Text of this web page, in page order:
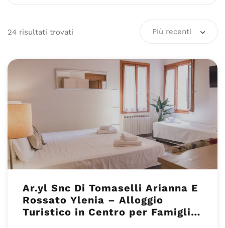
24 risultati trovati Più recenti
Ar.yl Snc Di Tomaselli Arianna E
Rossato Ylenia – Alloggio
Turistico in Centro per Famiglie